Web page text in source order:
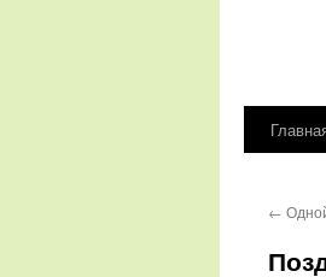
Перейти
←